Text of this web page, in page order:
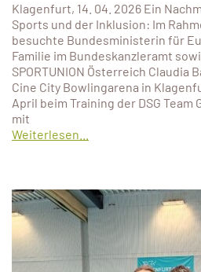
Klagenfurt, 14. 04. 2026 Ein
Sports und der Inklusion: Im
besuchte Bundesministerin für
Familie im Bundeskanzleramt
SPORTUNION Österreich Claudia
Cine City Bowlingarena in
April beim Training der DSG
mit
Weiterlesen...